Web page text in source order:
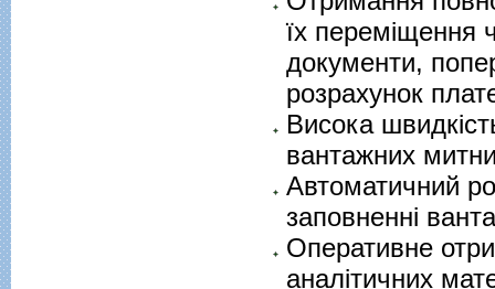
їх переміщення
документи,
розрахунок
Висока
вантажних
Автоматичний
заповненні
Оперативне
аналітичних